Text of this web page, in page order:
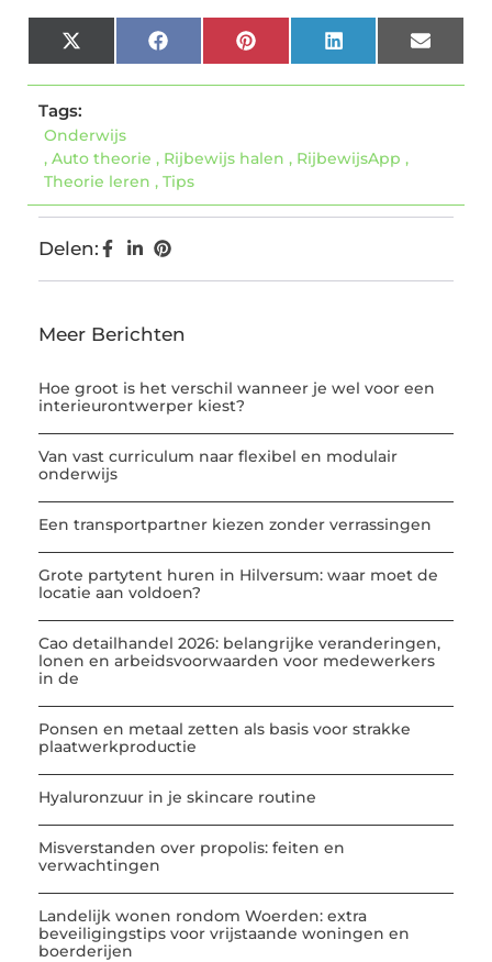
X
(Twitter)
FacebookPinterestLinkedInEmail
Tags:
Onderwijs
, Auto theorie , Rijbewijs halen , RijbewijsApp ,
Theorie leren , Tips
Delen:
Meer Berichten
Hoe groot is het verschil wanneer je wel voor een
interieurontwerper kiest?
Van vast curriculum naar flexibel en modulair
onderwijs
Een transportpartner kiezen zonder verrassingen
Grote partytent huren in Hilversum: waar moet de
locatie aan voldoen?
Cao detailhandel 2026: belangrijke veranderingen,
lonen en arbeidsvoorwaarden voor medewerkers
in de
Ponsen en metaal zetten als basis voor strakke
plaatwerkproductie
Hyaluronzuur in je skincare routine
Misverstanden over propolis: feiten en
verwachtingen
Landelijk wonen rondom Woerden: extra
beveiligingstips voor vrijstaande woningen en
boerderijen